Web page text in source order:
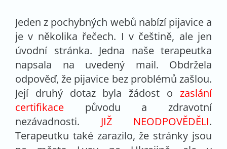
Jeden z pochybných webů nabízí pijavice a
je v několika řečech. I v češtině, ale jen
úvodní stránka. Jedna naše terapeutka
napsala na uvedený mail. Obdržela
odpověď, že pijavice bez problémů zašlou.
Její druhý dotaz byla žádost o zaslání
certifikace původu a zdravotní
nezávadnosti. JIŽ NEODPOVĚDĚLI.
Terapeutku také zarazilo, že stránky jsou